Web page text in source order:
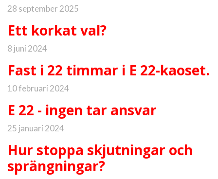
28 september 2025
Ett korkat val?
8 juni 2024
Fast i 22 timmar i E 22-kaoset.
10 februari 2024
E 22 - ingen tar ansvar
25 januari 2024
Hur stoppa skjutningar och
sprängningar?